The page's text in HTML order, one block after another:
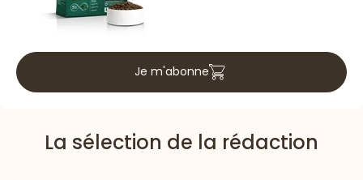
Je m'abonne
La sélection de la rédaction